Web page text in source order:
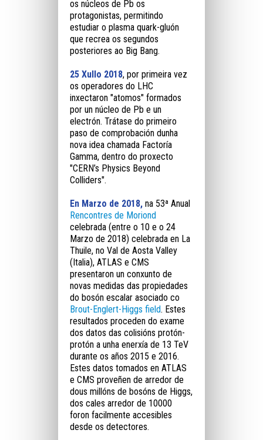
os núcleos de Pb os
protagonistas, permitindo
estudiar o plasma quark-gluón
que recrea os segundos
posteriores ao Big Bang.
25 Xullo 2018, por primeira vez
os operadores do LHC
inxectaron "atomos" formados
por un núcleo de Pb e un
electrón. Trátase do primeiro
paso de comprobación dunha
nova idea chamada Factoría
Gamma, dentro do proxecto
"CERN’s Physics Beyond
Colliders".
En Marzo de 2018, na 53ª Anual
Rencontres de Moriond
celebrada (entre o 10 e o 24
Marzo de 2018) celebrada en La
Thuile, no Val de Aosta Valley
(Italia), ATLAS e CMS
presentaron un conxunto de
novas medidas das propiedades
do bosón escalar asociado co
Brout-Englert-Higgs field. Estes
resultados proceden do exame
dos datos das colisións protón-
protón a unha enerxía de 13 TeV
durante os años 2015 e 2016.
Estes datos tomados en ATLAS
e CMS proveñen de arredor de
dous millóns de bosóns de Higgs,
dos cales arredor de 10000
foron facilmente accesibles
desde os detectores.